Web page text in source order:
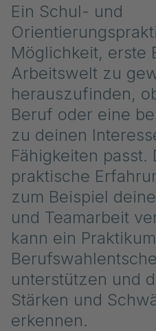
Ein Schul- und
Möglichkeit, erste
Arbeitswelt zu
herauszufinden,
Beruf oder eine
zu deinen
Fähigkeiten passt.
praktische
zum Beispiel
und Teamarbeit
kann ein
unterstützen und
Stärken und
erkennen.